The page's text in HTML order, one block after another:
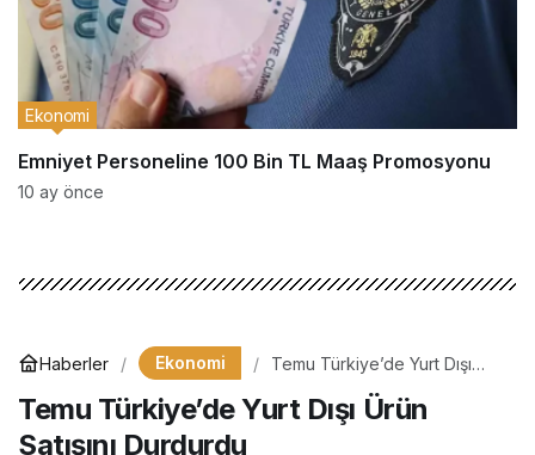
Emniyet Personeline 100 Bin TL Maaş Promosyonu
Ekonomi
10 ay önce
Haberler Ekonomi
Temu Türkiye’de Yurt Dışı
Temu Türkiye’de Yurt Dışı Ürün
Satışını Durdurdu